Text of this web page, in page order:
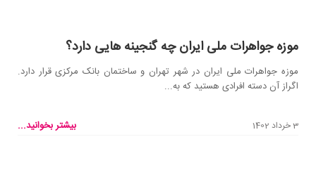
موزه جواهرات ملی ایران چه گنجینه هایی دارد؟
موزه جواهرات ملی ایران در شهر تهران و ساختمان بانک مرکزی قرار دارد.
اگراز آن دسته افرادی هستید که به...
3 خرداد 1402 بیشتر بخوانید...